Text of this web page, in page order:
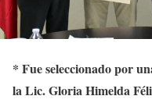
* Fue seleccionado por
la Lic. Gloria Himelda